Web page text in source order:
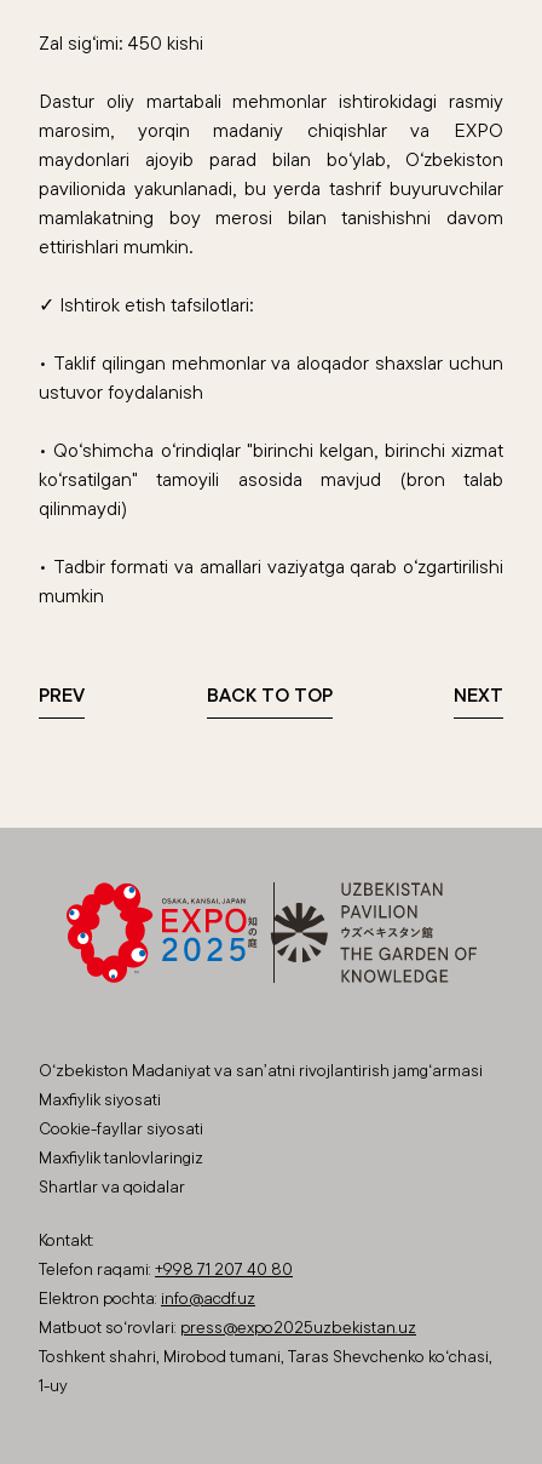
Zal sig‘imi: 450 kishi
Dastur oliy martabali mehmonlar ishtirokidagi rasmiy
marosim, yorqin madaniy chiqishlar va EXPO
maydonlari ajoyib parad bilan bo‘ylab, O‘zbekiston
pavilionida yakunlanadi, bu yerda tashrif buyuruvchilar
mamlakatning boy merosi bilan tanishishni davom
ettirishlari mumkin.
✓ Ishtirok etish tafsilotlari:
• Taklif qilingan mehmonlar va aloqador shaxslar uchun
ustuvor foydalanish
• Qo‘shimcha o‘rindiqlar "birinchi kelgan, birinchi xizmat
ko‘rsatilgan" tamoyili asosida mavjud (bron talab
qilinmaydi)
• Tadbir formati va amallari vaziyatga qarab o‘zgartirilishi
mumkin
PREV BACK TO TOP NEXT
O‘zbekiston Madaniyat va san’atni rivojlantirish jamg‘armasi
Maxfiylik siyosati
Cookie-fayllar siyosati
Maxfiylik tanlovlaringiz
Shartlar va qoidalar
Kontakt:
Telefon raqami: +998 71 207 40 80
Elektron pochta: info@acdf.uz
Matbuot so‘rovlari: press@expo2025uzbekistan.uz
Toshkent shahri, Mirobod tumani, Taras Shevchenko ko‘chasi,
1-uy